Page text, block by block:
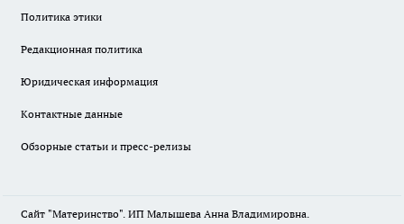
Политика этики
Редакционная политика
Юридическая информация
Контактные данные
Обзорные статьи и пресс-релизы
Сайт "Материнство". ИП Малышева Анна Владимировна.